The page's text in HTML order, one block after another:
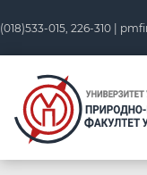
(018)533-015, 226-310 |